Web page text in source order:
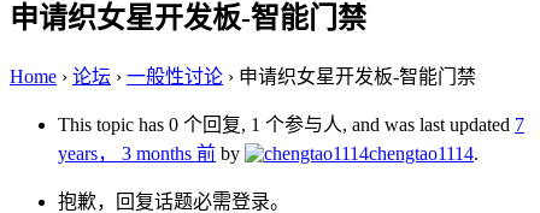
申请织女星开发板-智能门禁
Home › 论坛 › 一般性讨论 › 申请织女星开发板-智能门禁
This topic has 0 个回复, 1 个参与人, and was last updated 7
years， 3 months 前 by chengtao1114.
抱歉，回复话题必需登录。